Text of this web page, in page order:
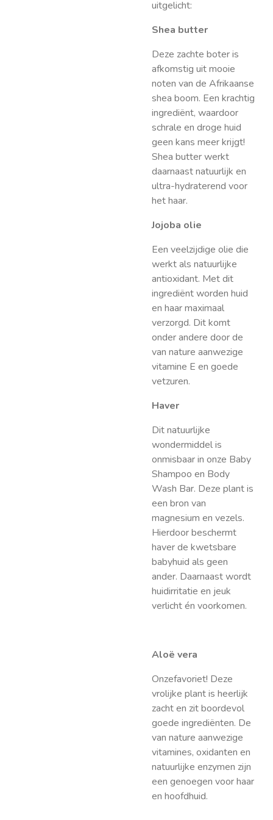
uitgelicht:
Shea butter
Deze zachte boter is
afkomstig uit mooie
noten van de Afrikaanse
shea boom. Een krachtig
ingrediënt, waardoor
schrale en droge huid
geen kans meer krijgt!
Shea butter werkt
daarnaast natuurlijk en
ultra-hydraterend voor
het haar.
Jojoba olie
Een veelzijdige olie die
werkt als natuurlijke
antioxidant. Met dit
ingrediënt worden huid
en haar maximaal
verzorgd. Dit komt
onder andere door de
van nature aanwezige
vitamine E en goede
vetzuren.
Haver
Dit natuurlijke
wondermiddel is
onmisbaar in onze Baby
Shampoo en Body
Wash Bar. Deze plant is
een bron van
magnesium en vezels.
Hierdoor beschermt
haver de kwetsbare
babyhuid als geen
ander. Daarnaast wordt
huidirritatie en jeuk
verlicht én voorkomen.
Aloë vera
Onzefavoriet! Deze
vrolijke plant is heerlijk
zacht en zit boordevol
goede ingrediënten. De
van nature aanwezige
vitamines, oxidanten en
natuurlijke enzymen zijn
een genoegen voor haar
en hoofdhuid.